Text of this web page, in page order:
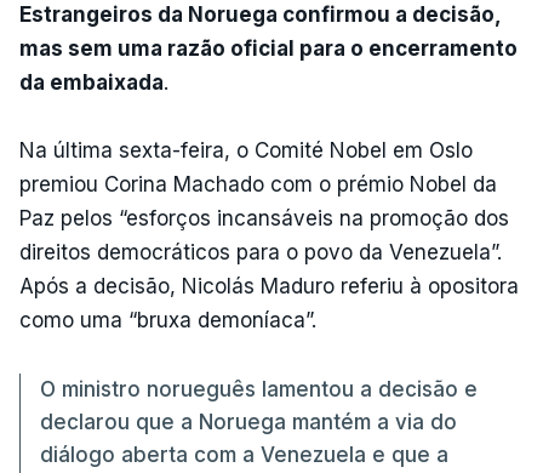
Estrangeiros da Noruega confirmou a decisão,
mas sem uma razão oficial para o encerramento
da embaixada.
Na última sexta-feira, o Comité Nobel em Oslo
premiou Corina Machado com o prémio Nobel da
Paz pelos “esforços incansáveis na promoção dos
direitos democráticos para o povo da Venezuela”.
Após a decisão, Nicolás Maduro referiu à opositora
como uma “bruxa demoníaca”.
O ministro norueguês lamentou a decisão e
declarou que a Noruega mantém a via do
diálogo aberta com a Venezuela e que a